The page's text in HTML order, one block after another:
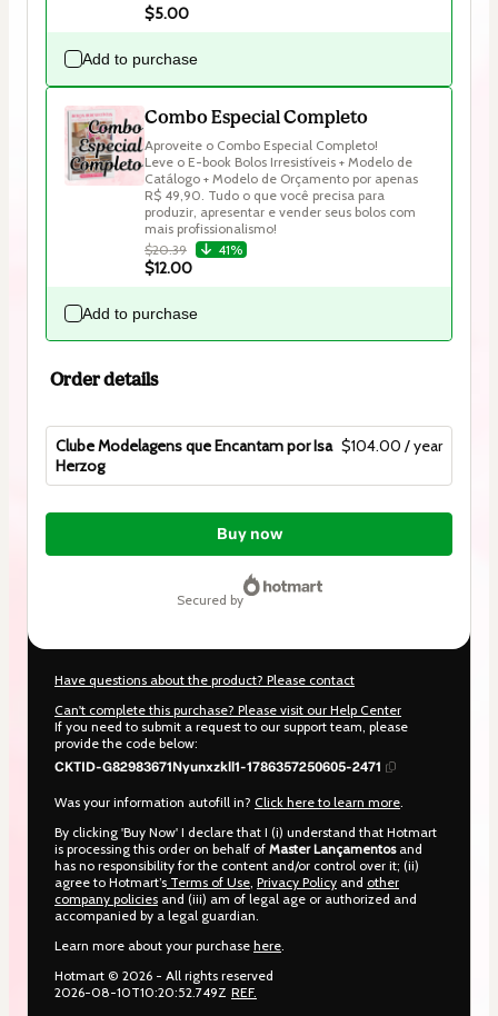
$5.00
Add to purchase
Combo Especial Completo
Aproveite o Combo Especial Completo!
Leve o E-book Bolos Irresistíveis + Modelo de
Catálogo + Modelo de Orçamento por apenas
R$ 49,90. Tudo o que você precisa para
produzir, apresentar e vender seus bolos com
mais profissionalismo!
$20.39
41%
$12.00
Add to purchase
Order details
Clube Modelagens que Encantam por Isa
Herzog
$104.00 / year
Total
$104.00
Buy now
secured by
Have questions about the product? Please contact
Can't complete this purchase? Please visit our Help Center
If you need to submit a request to our support team, please
provide the code below:
CKTID-G82983671Nyunxzkll1-1786357250605-2471
Was your information autofill in? Click here to learn more
By clicking 'Buy Now' I declare that I (i) understand that Hotmart
is processing this order on behalf of Master Lançamentosand
has no responsibility for the content and/or control over it; (ii)
agree to Hotmart’s Terms of Use Privacy Policy and other
company policies and (iii) am of legal age or authorized and
accompanied by a legal guardian.
Learn more about your purchase here
Hotmart © 2026 - All rights reserved
2026-08-10T10:20:52.749Z REF.